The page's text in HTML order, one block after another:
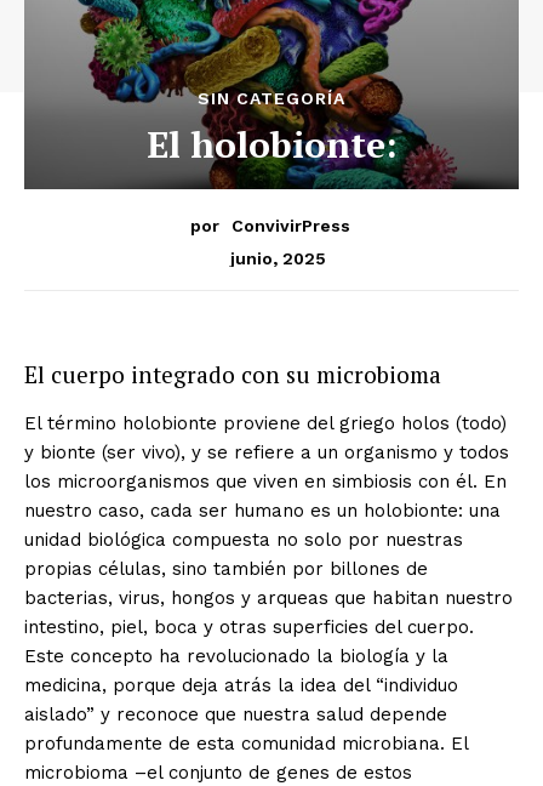
SIN CATEGORÍA
El holobionte:
por
ConvivirPress
junio, 2025
El cuerpo integrado con su microbioma
El término holobionte proviene del griego holos (todo)
y bionte (ser vivo), y se refiere a un organismo y todos
los microorganismos que viven en simbiosis con él. En
nuestro caso, cada ser humano es un holobionte: una
unidad biológica compuesta no solo por nuestras
propias células, sino también por billones de
bacterias, virus, hongos y arqueas que habitan nuestro
intestino, piel, boca y otras superficies del cuerpo.
Este concepto ha revolucionado la biología y la
medicina, porque deja atrás la idea del “individuo
aislado” y reconoce que nuestra salud depende
profundamente de esta comunidad microbiana. El
microbioma –el conjunto de genes de estos